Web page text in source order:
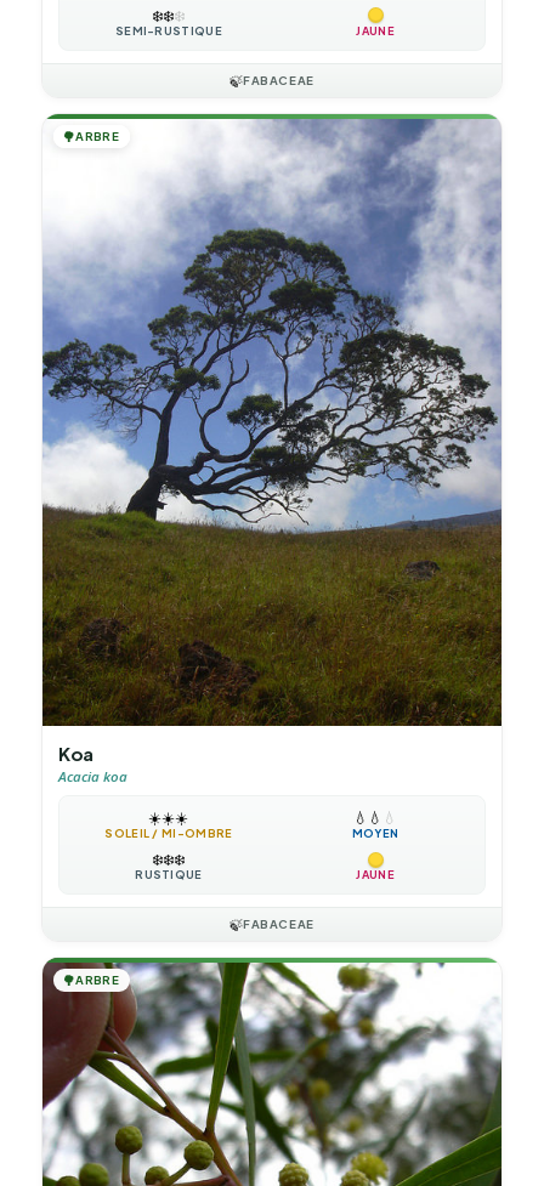
❄️❄️❄️
SEMI-RUSTIQUE JAUNE
🍃FABACEAE
🌳ARBRE
Koa
Acacia koa
☀️☀️☀️
SOLEIL / MI-OMBRE
💧 💧 💧
MOYEN
❄️❄️❄️
RUSTIQUE JAUNE
🍃FABACEAE
🌳ARBRE